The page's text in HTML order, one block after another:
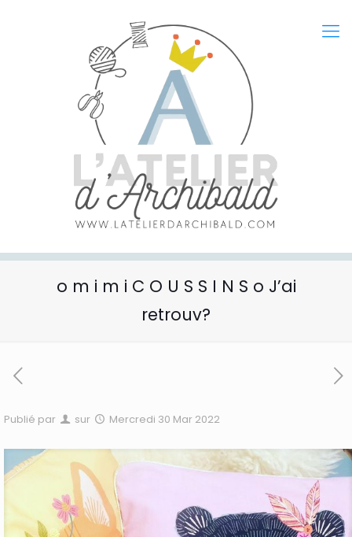
o m i m i C O U S S I N S o J’ai
retrouv?
Publié par sur Mercredi 30 Mar 2022